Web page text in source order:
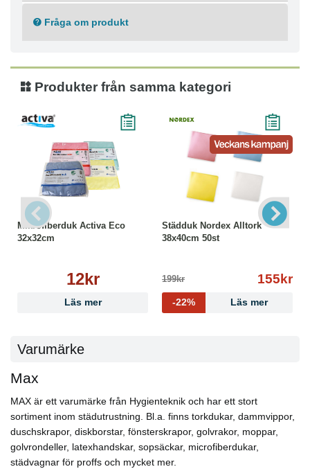
Fråga om produkt
Produkter från samma kategori
Mikrofiberduk Activa Eco
32x32cm
12kr
Läs mer
Städduk Nordex Alltork
38x40cm 50st
199kr 155kr
-22% Läs mer
Varumärke
Max
MAX är ett varumärke från Hygienteknik och har ett stort
sortiment inom städutrustning. Bl.a. finns torkdukar, dammvippor,
duschskrapor, diskborstar, fönsterskrapor, golvrakor, moppar,
golvrondeller, latexhandskar, sopsäckar, microfiberdukar,
städvagnar för proffs och mycket mer.